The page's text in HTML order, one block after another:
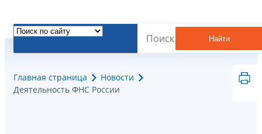
Найти
Главная страница
Новости
Деятельность ФНС России